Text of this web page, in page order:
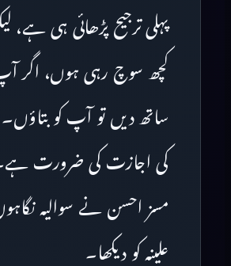
پہلی ترجیح پڑھائی ہی ہے،
کچھ سوچ رہی ہوں، اگر
ساتھ دیں تو آپ کو
کی اجازت کی ضرورت
مسز احسن نے سوالیہ
علینہ کو دیکھا۔